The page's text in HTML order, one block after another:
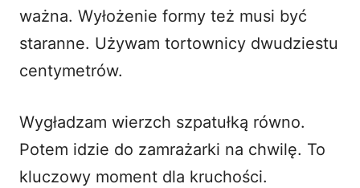
ważna. Wyłożenie formy też musi być
staranne. Używam tortownicy dwudziestu
centymetrów.
Wygładzam wierzch szpatułką równo.
Potem idzie do zamrażarki na chwilę. To
kluczowy moment dla kruchości.